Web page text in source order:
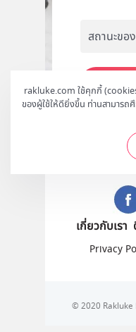
rakluke.com ใช้คุกกี้
ของผู้ใช้ให้ดียิ่งขึ้น ท่านสามารถศึ
เกี่ยวกับเรา
Privacy
© 2020 Rakluke